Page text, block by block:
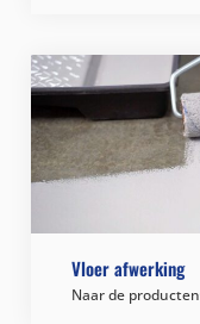
Vloer afwerking
Naar de producten